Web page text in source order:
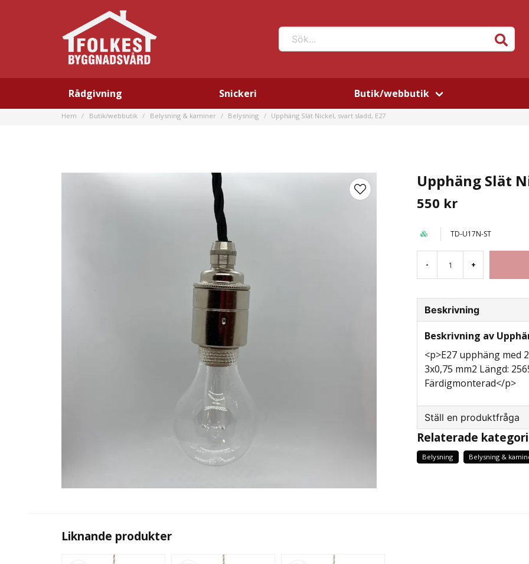
Sök...
Rådgivning Snickeri Butik/webbutik
Hem Butik/webbutik Belysning & kaminer Belysning Upphäng Slät Nickel, svart sladd, E27
Upphäng Slät
550 kr
TD-U17N-ST
- +
Beskrivning
Beskrivning av
<p>E27 upphäng med
3x0,75 mm2 Längd:
Färdigmonterad</p>
Ställ en produktfråga
question
Fråga oss något om
Relaterade
Belysning Belysning &
Liknande produkter